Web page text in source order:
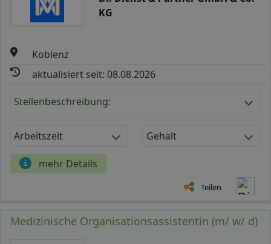
KG
Koblenz
aktualisiert seit: 08.08.2026
Stellenbeschreibung:
Arbeitszeit Gehalt
mehr Details
Teilen
Medizinische Organisationsassistentin (m/ w/ d)